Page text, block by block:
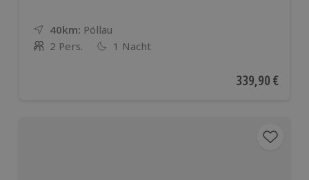
40km: Entfernung
Standort
Pöllau
Anzahl der Teilnehmer
2 Pers. 1 Nacht
Aktueller Preis
339,90 €